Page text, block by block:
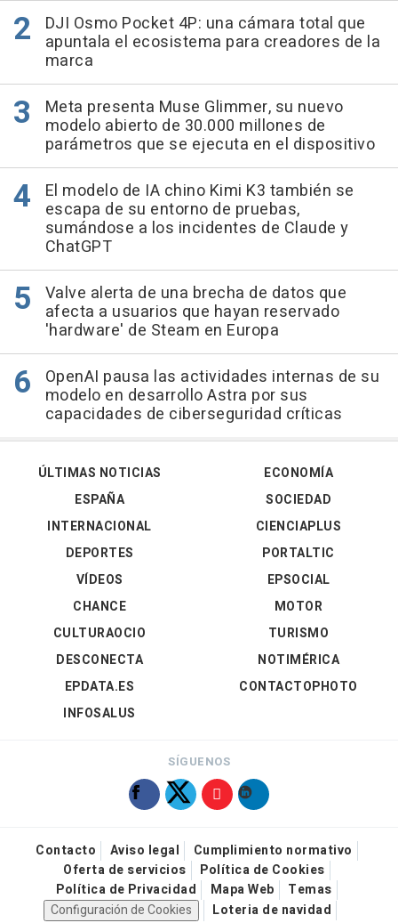
DJI Osmo Pocket 4P: una cámara total que
apuntala el ecosistema para creadores de la
marca
Meta presenta Muse Glimmer, su nuevo
modelo abierto de 30.000 millones de
parámetros que se ejecuta en el dispositivo
El modelo de IA chino Kimi K3 también se
escapa de su entorno de pruebas,
sumándose a los incidentes de Claude y
ChatGPT
Valve alerta de una brecha de datos que
afecta a usuarios que hayan reservado
'hardware' de Steam en Europa
OpenAI pausa las actividades internas de su
modelo en desarrollo Astra por sus
capacidades de ciberseguridad críticas
ÚLTIMAS NOTICIAS
ESPAÑA
INTERNACIONAL
DEPORTES
VÍDEOS
ECONOMÍA
SOCIEDAD
CIENCIAPLUS
PORTALTIC
EPSOCIAL
CHANCE
CULTURAOCIO
DESCONECTA
EPDATA.ES
INFOSALUS
MOTOR
TURISMO
NOTIMÉRICA
CONTACTOPHOTO
SÍGUENOS
Contacto Aviso legal
Cumplimiento normativo
Oferta de servicios
Política de Cookies
Política de Privacidad
Mapa Web
Temas
Configuración de Cookies
Loteria de navidad